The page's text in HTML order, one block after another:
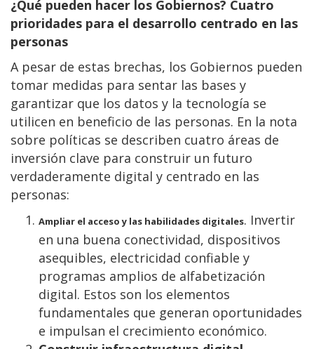
¿Qué pueden hacer los Gobiernos? Cuatro
prioridades para el desarrollo centrado en las
personas
A pesar de estas brechas, los Gobiernos pueden
tomar medidas para sentar las bases y
garantizar que los datos y la tecnología se
utilicen en beneficio de las personas. En la nota
sobre políticas se describen cuatro áreas de
inversión clave para construir un futuro
verdaderamente digital y centrado en las
personas:
Ampliar el acceso y las habilidades digitales. Invertir
en una buena conectividad, dispositivos
asequibles, electricidad confiable y
programas amplios de alfabetización
digital. Estos son los elementos
fundamentales que generan oportunidades
e impulsan el crecimiento económico.